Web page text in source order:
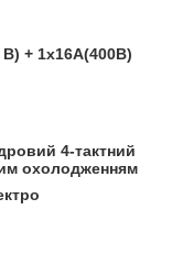
В) + 1x16А(400В)
4-тактний
охолодженням